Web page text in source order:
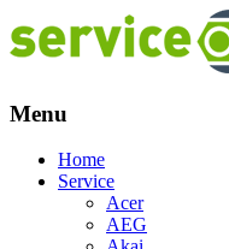
Menu
Skip
Home
Service
Acer
AEG